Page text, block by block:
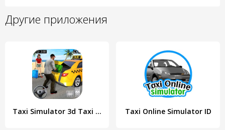
Другие приложения
Taxi Simulator 3d Taxi Sim Taxi Online Simulator ID